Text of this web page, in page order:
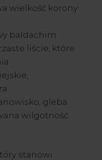
wielkość korony
baldachim
liście, które
gleba
wilgotność
stanowi